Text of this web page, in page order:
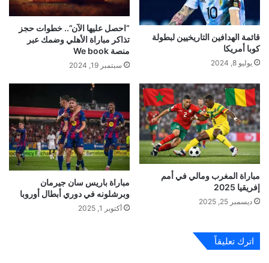
قائمة الهدافين التاريخيين لبطولة
كوبا أمريكا
يوليو 8, 2024
“احصل عليها الآن”.. خطوات حجز
تذاكر مباراة الأهلي وضمك عبر
منصة We book
سبتمبر 19, 2024
مباراة المغرب ومالي في أمم
إفريقيا 2025
ديسمبر 25, 2025
مباراة باريس سان جيرمان
وبرشلونه في دوري أبطال أوروبا
أكتوبر 1, 2025
اترك تعليقاً